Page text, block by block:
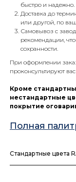
быстро и надежно.
Доставка до
или другой, по
Самовывоз с
рекомендации,
сохранности.
При оформлении
проконсультируют
Кроме
нестандартные
покрытие
Полная
Стандартные цвета